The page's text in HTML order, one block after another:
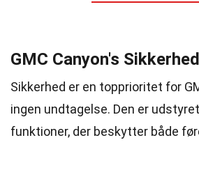
GMC Canyon's
Sikkerhed er en topprioritet for
ingen undtagelse. Den er
funktioner, der beskytter både